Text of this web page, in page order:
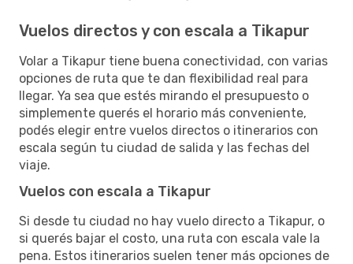
Vuelos directos y con escala a Tikapur
Volar a Tikapur tiene buena conectividad, con varias
opciones de ruta que te dan flexibilidad real para
llegar. Ya sea que estés mirando el presupuesto o
simplemente querés el horario más conveniente,
podés elegir entre vuelos directos o itinerarios con
escala según tu ciudad de salida y las fechas del
viaje.
Vuelos con escala a Tikapur
Si desde tu ciudad no hay vuelo directo a Tikapur, o
si querés bajar el costo, una ruta con escala vale la
pena. Estos itinerarios suelen tener más opciones de